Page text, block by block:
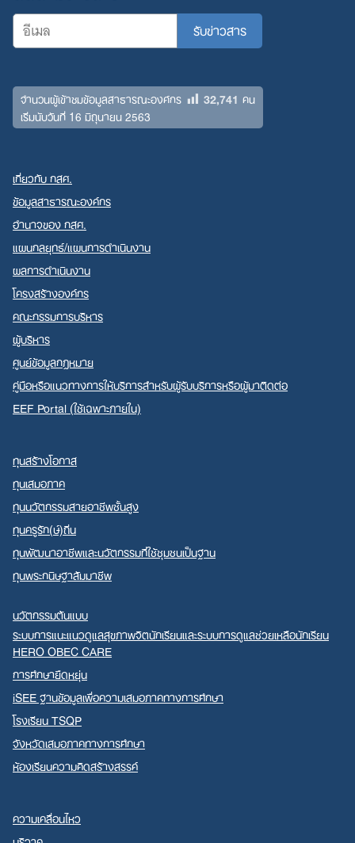
จำนวนผู้เข้าชมข้อมูลสาธารณะองค์กร 32,741 คน
เริ่มนับวันที่ 16 มิถุนายน 2563
เกี่ยวกับ กสศ.
ข้อมูลสาธารณะองค์กร
อำนาจของ กสศ.
แผนกลยุทธ์/แผนการดำเนินงาน
ผลการดำเนินงาน
โครงสร้างองค์กร
คณะกรรมการบริหาร
ผู้บริหาร
ศูนย์ข้อมูลกฎหมาย
คู่มือหรือแนวทางการให้บริการสำหรับผู้รับบริการหรือผู้มาติดต่อ
EEF Portal (ใช้เฉพาะภายใน)
ทุนสร้างโอกาส
ทุนเสมอภาค
ทุนนวัตกรรมสายอาชีพชั้นสูง
ทุนครูรัก(ษ์)ถิ่น
ทุนพัฒนาอาชีพและนวัตกรรมที่ใช้ชุมชนเป็นฐาน
ทุนพระกนิษฐาสัมมาชีพ
นวัตกรรมต้นแบบ
ระบบการแนะแนวดูแลสุขภาพจิตนักเรียนและระบบการดูแลช่วยเหลือนักเรียน
HERO OBEC CARE
การศึกษายืดหยุ่น
iSEE ฐานข้อมูลเพื่อความเสมอภาคทางการศึกษา
โรงเรียน TSQP
จังหวัดเสมอภาคทางการศึกษา
ห้องเรียนความคิดสร้างสรรค์
ความเคลื่อนไหว